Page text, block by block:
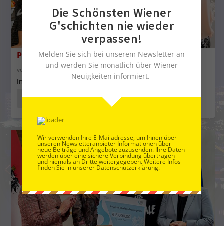
Patriotismus im Glas: Österreichischer Sekt
von Servus in Wien|20. Dez. 2025|01-2026,Essen & Trinken
In Österreich gehört der Sekt zu den Festtagen
WEITERLESEN
Die Schönsten Wiener
G'schichten nie wieder
verpassen!
Melden Sie sich bei unserem Newsletter an
und werden Sie monatlich über Wiener
Neuigkeiten informiert.
Wir verwenden Ihre E-Mailadresse, um Ihnen über
unseren Newsletteranbieter Informationen über
neue Beiträge und Angebote zuzusenden. Ihre Daten
werden über eine sichere Verbindung übertragen
und niemals an Dritte weitergegeben. Weitere Infos
finden Sie in unserer Datenschutzerklärung.